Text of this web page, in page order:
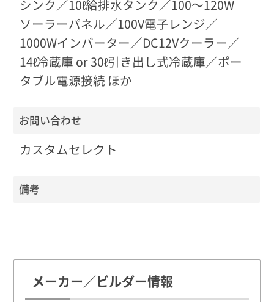
シンク／10ℓ給排水タンク／100〜120W
ソーラーパネル／100V電子レンジ／
1000Wインバーター／DC12Vクーラー／
14ℓ冷蔵庫 or 30ℓ引き出し式冷蔵庫／ポー
タブル電源接続 ほか
お問い合わせ
カスタムセレクト
備考
メーカー／ビルダー情報